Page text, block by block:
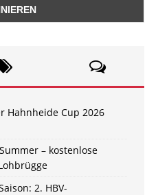
Hahnheide Cup 2026
– kostenlose
2. HBV-